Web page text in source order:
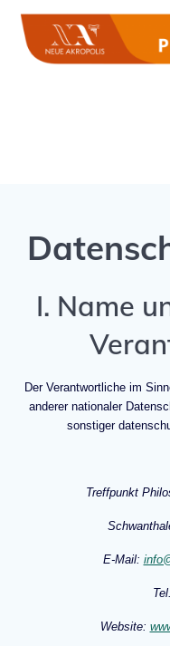
I. Name
Der Verantwortliche im
anderer nationaler
sonstiger
Treffpunkt
E-Mail:
Website: